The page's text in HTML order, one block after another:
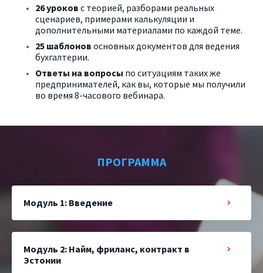
26 уроков с теорией, разборами реальных
сценариев, примерами калькуляции и
дополнительными материалами по каждой теме.
25 шаблонов основных документов для ведения
бухгалтерии.
Ответы на вопросы по ситуациям таких же
предпринимателей, как вы, которые мы получили
во время 8-часового вебинара.
ПРОГРАММА
Модуль 1: Введение
Модуль 2: Найм, фриланс, контракт в
Эстонии